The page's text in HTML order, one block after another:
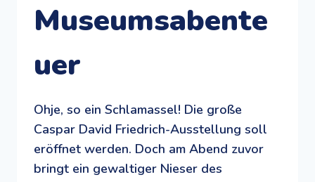
Museumsabente
uer
Ohje, so ein Schlamassel! Die große
Caspar David Friedrich-Ausstellung soll
eröffnet werden. Doch am Abend zuvor
bringt ein gewaltiger Nieser des